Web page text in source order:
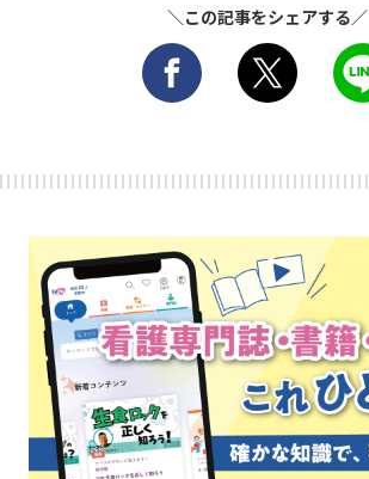
＼この記事をシェアする／